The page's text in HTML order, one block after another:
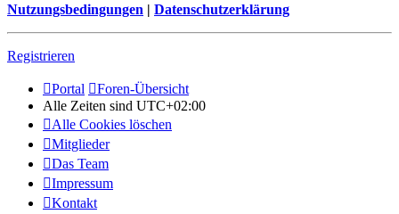
Nutzungsbedingungen | Datenschutzerklärung
Registrieren
Portal
Foren-Übersicht
Alle Zeiten sind UTC+02:00
Alle Cookies löschen
Mitglieder
Das Team
Impressum
Kontakt